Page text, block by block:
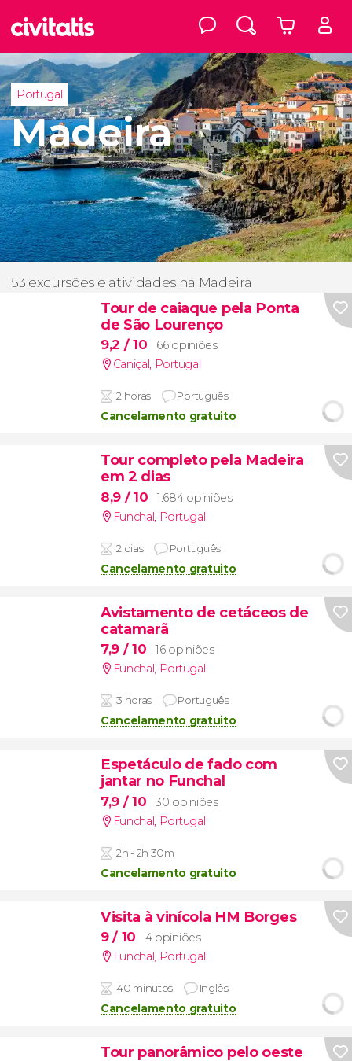
Portugal
Madeira
53 excursões e atividades na Madeira
Tour de caiaque pela Ponta
de São Lourenço
9,2 / 10
66 opiniões
Caniçal, Portugal
2 horas Português
Cancelamento gratuito
Tour completo pela Madeira
em 2 dias
8,9 / 10
1.684 opiniões
Funchal, Portugal
2 dias Português
Cancelamento gratuito
Avistamento de cetáceos de
catamarã
7,9 / 10
16 opiniões
Funchal, Portugal
3 horas Português
Cancelamento gratuito
Espetáculo de fado com
jantar no Funchal
7,9 / 10
30 opiniões
Funchal, Portugal
2h - 2h 30m
Cancelamento gratuito
Visita à vinícola HM Borges
9/ 10
4 opiniões
Funchal, Portugal
40 minutos Inglês
Cancelamento gratuito
Tour panorâmico pelo oeste